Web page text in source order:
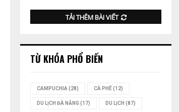
TẢI THÊM BÀI VIẾT
TỪ KHÓA PHỔ BIẾN
CAMPUCHIA (28) CÀ PHÊ(12)
DU LỊCH ĐÀ NẴNG (17) DU LỊCH (87)